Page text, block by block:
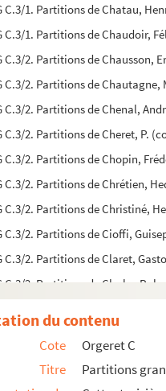
C.3/1. Partitions de Chatau,
C.3/1. Partitions de Chaudoir,
C.3/2. Partitions de Chausson,
C.3/2. Partitions de
C.3/2. Partitions de Chenal,
C.3/2. Partitions de Cheret, P.
C.3/2. Partitions de Chopin,
C.3/2. Partitions de Chrétien,
C.3/2. Partitions de Christiné,
C.3/2. Partitions de Cioffi,
C.3/2. Partitions de Claret,
C.3/2. Partitions de Clarke,
du contenu
Cote
Orgeret C
Titre
Partitions